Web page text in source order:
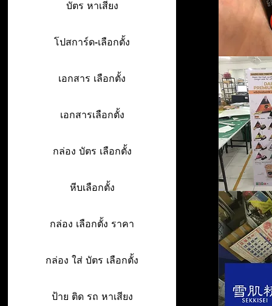
บัตร หาเสียง
โปสการ์ด-เลือกตั้ง
เอกสาร เลือกตั้ง
เอกสารเลือกตั้ง
กล่อง บัตร เลือกตั้ง
หีบเลือกตั้ง
กล่อง เลือกตั้ง ราคา
กล่อง ใส่ บัตร เลือกตั้ง
ป้าย ติด รถ หาเสียง